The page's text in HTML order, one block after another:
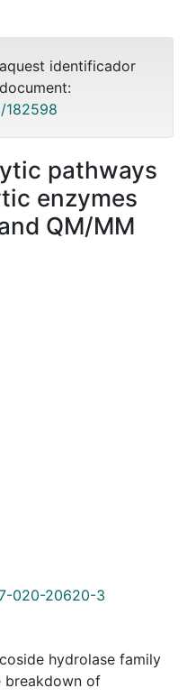
identificador
182598
pathways
enzymes
QM/MM
020-20620-3
hydrolase family
breakdown of